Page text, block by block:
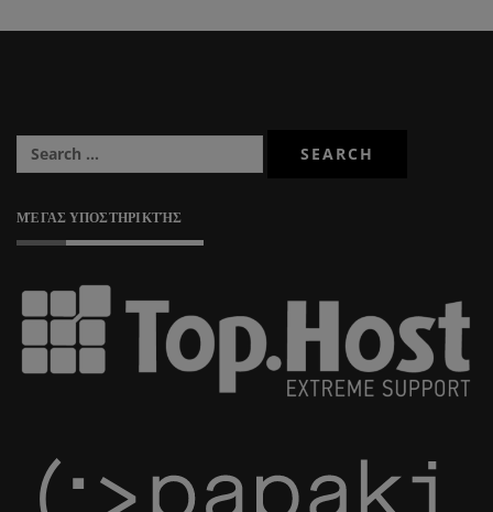
ΜΈΓΑΣ ΥΠΟΣΤΗΡΙΚΤΉΣ